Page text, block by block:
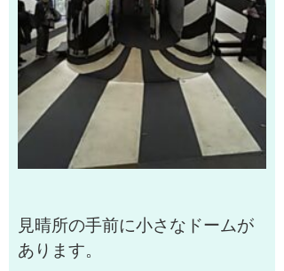
見晴所の手前に小さなドームが
あります。